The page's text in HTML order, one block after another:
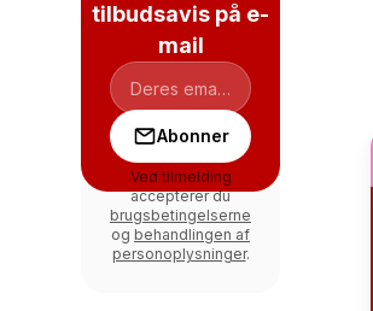
tilbudsavis på e-
mail
Abonner
Ved tilmelding
accepterer du
brugsbetingelserne
og behandlingen af
personoplysninger.